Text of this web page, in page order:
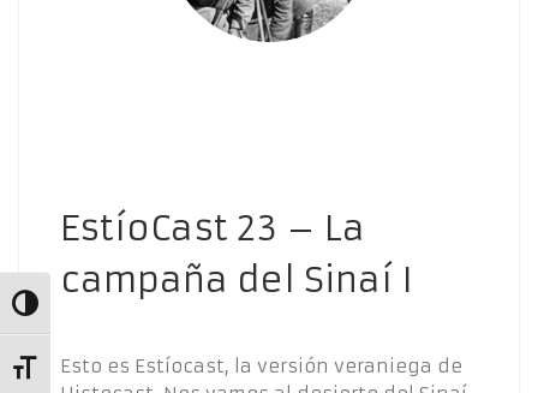
Alternar alto contraste
Alternar tamaño de letra
EstíoCast 23 – La
campaña del Sinaí I
Esto es Estíocast, la versión veraniega de